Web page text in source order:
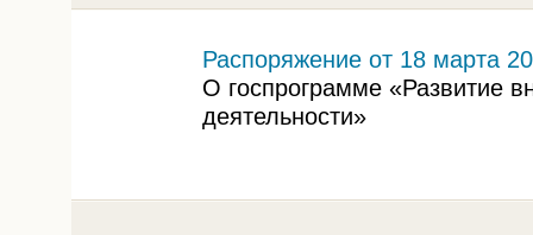
Распоряжение от 18 марта
О госпрограмме «Развитие
деятельности»